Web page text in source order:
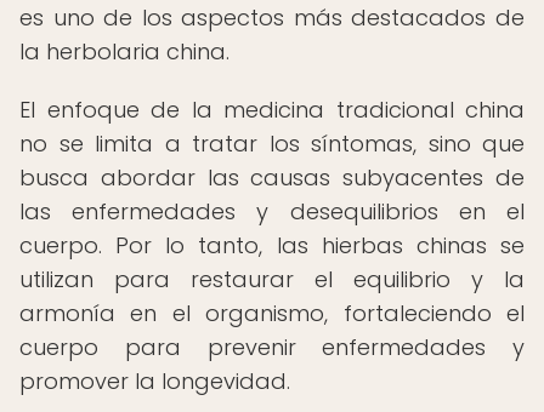
es uno de los aspectos más destacados de
la herbolaria china.
El enfoque de la medicina tradicional china
no se limita a tratar los síntomas, sino que
busca abordar las causas subyacentes de
las enfermedades y desequilibrios en el
cuerpo. Por lo tanto, las hierbas chinas se
utilizan para restaurar el equilibrio y la
armonía en el organismo, fortaleciendo el
cuerpo para prevenir enfermedades y
promover la longevidad.